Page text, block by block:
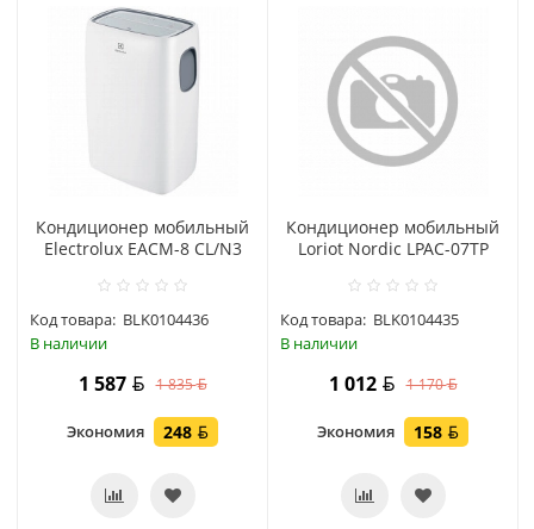
Кондиционер мобильный
Electrolux EACM-8 CL/N3
Код товара: BLK0104436
В наличии
1 587 1 835
Экономия 248
Кондиционер мобильный
Loriot Nordic LPAC-07TP
Код товара: BLK0104435
В наличии
1 012 1 170
Экономия 158